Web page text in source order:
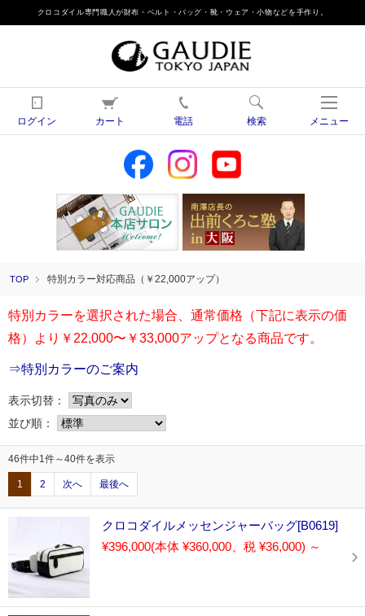
クロコダイル専門職人が財布・ベルト・バッグ・靴・ウェア・小物などを手作り。
ログイン カート 電話 検索 メニュー
TOP 特別カラー対応商品（￥22,000アップ）
特別カラーを選択された場合、通常価格（下記に表示の価
格）より￥22,000〜￥33,000アップとなる商品です。
⇒特別カラーのご案内
表示切替：
並び順：
46件中1件～40件を表示
1 2 次へ 最後へ
クロコダイルメッセンジャーバッグ[B0619]
¥396,000(本体 ¥360,000、税 ¥36,000) ～